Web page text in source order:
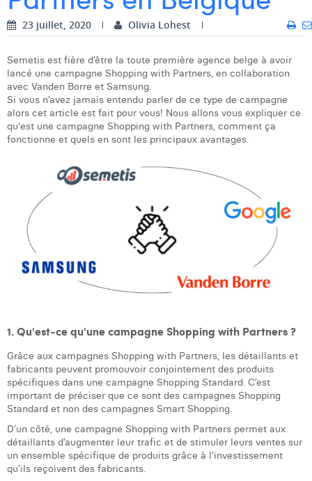
Dhan Claes
Edouard Polet
Elio Civalleri
Eliott Pousset
Hanne Van Loock
Janne Beke
Jonas Geiregat
Justine Cremer
Laura Verhelst
Lena Pignoloni
Leonard Dierickx
Linda Kraim
Lisa Protin
Lore Fierens
23 juillet, 2020 Olivia Lohest
Semetis est fière d’être la toute première agence belge à avoir
lancé une campagne Shopping with Partners, en collaboration
avec Vanden Borre et Samsung.
Si vous n’avez jamais entendu parler de ce type de campagne
alors cet article est fait pour vous! Nous allons vous expliquer ce
qu'est une campagne Shopping with Partners, comment ça
fonctionne et quels en sont les principaux avantages.
1. Qu'est-ce qu'une campagne Shopping with Partners ?
Grâce aux campagnes Shopping with Partners, les détaillants et
fabricants peuvent promouvoir conjointement des produits
spécifiques dans une campagne Shopping Standard. C’est
important de préciser que ce sont des campagnes Shopping
Standard et non des campagnes Smart Shopping.
D’un côté, une campagne Shopping with Partners permet aux
détaillants d’augmenter leur trafic et de stimuler leurs ventes sur
un ensemble spécifique de produits grâce à l’investissement
qu’ils reçoivent des fabricants.